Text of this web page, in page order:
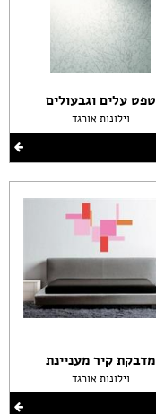
טפט עלים וגבעולים
וילונות אורגד
מדבקת קיר מעניינת
וילונות אורגד